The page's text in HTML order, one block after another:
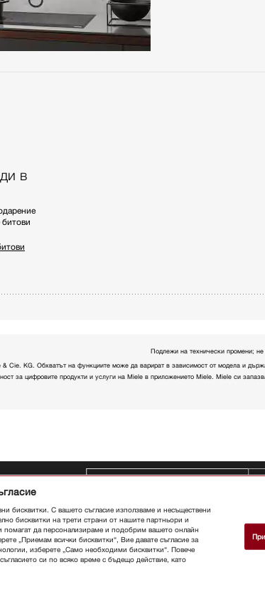
в
Подлежи на технически промени; не
& Cie. KG. Обхватът на функциите може да варират в зависимост от модела и
за цифровите продукти и услуги на Miele в приложението Miele. Miele си
се бюлетина
контакт
Архитекти
бисквитки. С вашето съгласие използваме и несъществени
бисквитки на трети страни от нашите партньори и
помагат да персонализираме и подобрим вашето онлайн
„Приемам всички бисквитки“, Вие давате съгласие за
изберете „Само необходими бисквитки“. Повече
си по всяко време с бъдещо действие, като